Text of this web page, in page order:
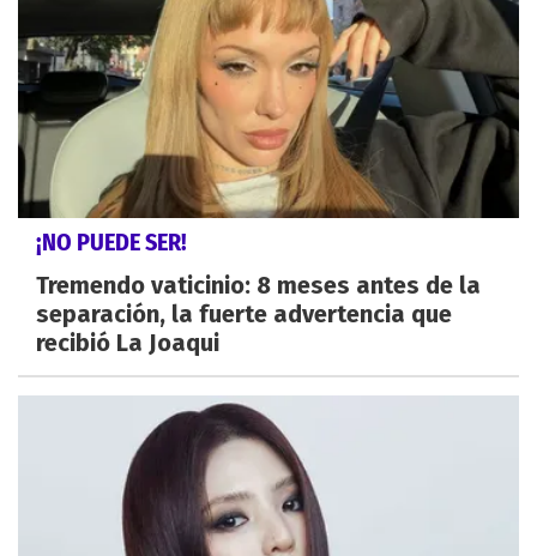
¡NO PUEDE SER!
Tremendo vaticinio: 8 meses antes de la
separación, la fuerte advertencia que
recibió La Joaqui